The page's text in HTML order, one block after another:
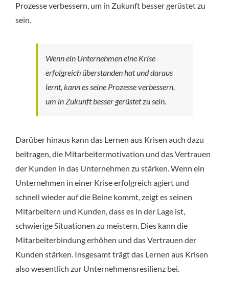
Prozesse verbessern, um in Zukunft besser gerüstet zu
sein.
Wenn ein Unternehmen eine Krise
erfolgreich überstanden hat und daraus
lernt, kann es seine Prozesse verbessern,
um in Zukunft besser gerüstet zu sein.
Darüber hinaus kann das Lernen aus Krisen auch dazu
beitragen, die Mitarbeitermotivation und das Vertrauen
der Kunden in das Unternehmen zu stärken. Wenn ein
Unternehmen in einer Krise erfolgreich agiert und
schnell wieder auf die Beine kommt, zeigt es seinen
Mitarbeitern und Kunden, dass es in der Lage ist,
schwierige Situationen zu meistern. Dies kann die
Mitarbeiterbindung erhöhen und das Vertrauen der
Kunden stärken. Insgesamt trägt das Lernen aus Krisen
also wesentlich zur Unternehmensresilienz bei.